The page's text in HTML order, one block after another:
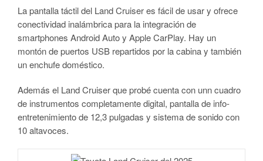
La pantalla táctil del Land Cruiser es fácil de usar y ofrece
conectividad inalámbrica para la integración de
smartphones Android Auto y Apple CarPlay. Hay un
montón de puertos USB repartidos por la cabina y también
un enchufe doméstico.
Además el Land Cruiser que probé cuenta con unn cuadro
de instrumentos completamente digital, pantalla de info-
entretenimiento de 12,3 pulgadas y sistema de sonido con
10 altavoces.